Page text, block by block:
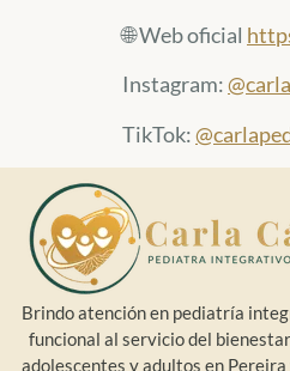
🌐 Web oficial
Instagram:
TikTok:
Brindo atención en pediatría
funcional al servicio del
adolescentes y adultos en